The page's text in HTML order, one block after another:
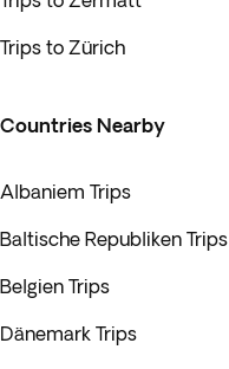
Trips to Zürich
Countries Nearby
Albaniem Trips
Baltische Republiken Trips
Belgien Trips
Dänemark Trips